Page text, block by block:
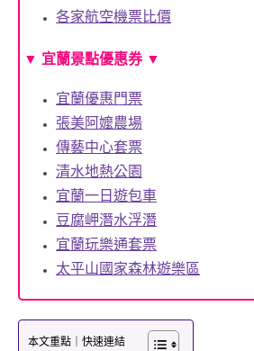
各家航空機票比價
▼ 宜蘭景點優惠券 ▼
宜蘭優惠門票
張美阿嬤農場
傳藝中心套票
清水地熱公園
宜蘭一日遊包車
豆腐岬潛水浮潛
宜蘭玩樂通套票
太平山國家森林遊樂區
本文重點｜快速連結